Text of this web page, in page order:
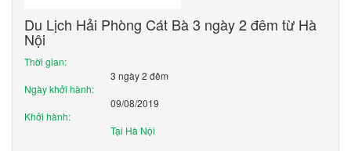
Du Lịch Hải Phòng Cát Bà 3 ngày 2 đêm từ Hà
Nội
Thời gian:
3 ngày 2 đêm
Ngày khởi hành:
09/08/2019
Khởi hành:
Tại Hà Nội